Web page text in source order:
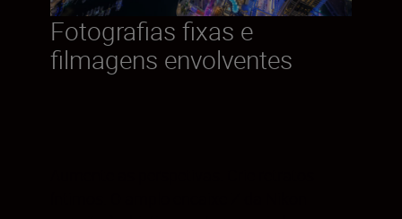
Fotografias fixas e
filmagens envolventes